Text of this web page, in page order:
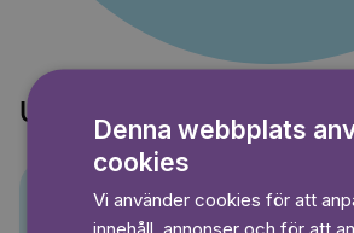
Upptäck också
Denna webbplats
cookies
Vi använder cookies för att
innehåll, annonser och för att